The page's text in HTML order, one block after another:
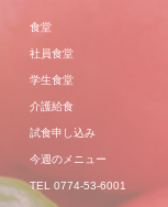
食堂
社員食堂
学生食堂
介護給食
試食申し込み
今週のメニュー
TEL 0774-53-6001